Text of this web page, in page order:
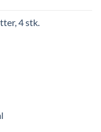
4 stk.